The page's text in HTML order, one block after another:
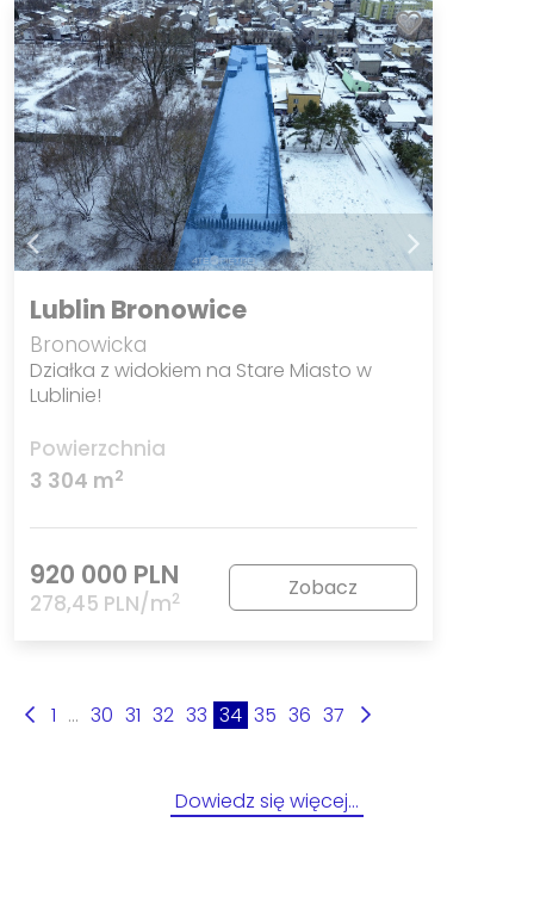
Lublin Bronowice
Bronowicka
Działka z widokiem na Stare Miasto w
Lublinie!
Powierzchnia
3 304 m2
920 000 PLN
278,45 PLN/m2 Zobacz
1 ... 30 31 32 33 34 35 36 37
Dowiedz się więcej…